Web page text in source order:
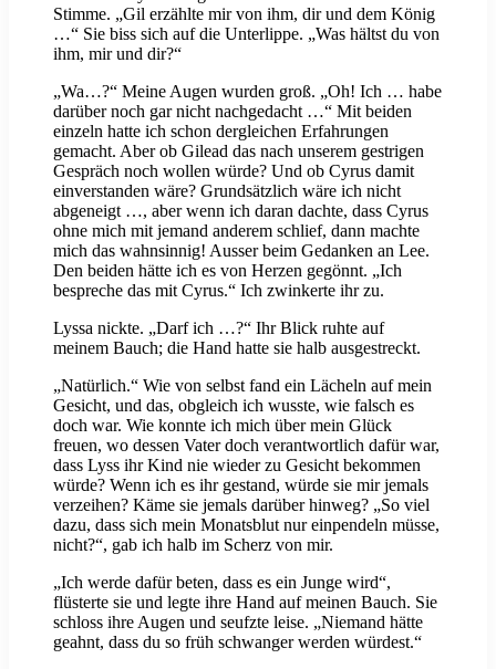
Stimme. „Gil erzählte mir von ihm, dir und dem König
…“ Sie biss sich auf die Unterlippe. „Was hältst du von
ihm, mir und dir?“
„Wa…?“ Meine Augen wurden groß. „Oh! Ich … habe
darüber noch gar nicht nachgedacht …“ Mit beiden
einzeln hatte ich schon dergleichen Erfahrungen
gemacht. Aber ob Gilead das nach unserem gestrigen
Gespräch noch wollen würde? Und ob Cyrus damit
einverstanden wäre? Grundsätzlich wäre ich nicht
abgeneigt …, aber wenn ich daran dachte, dass Cyrus
ohne mich mit jemand anderem schlief, dann machte
mich das wahnsinnig! Ausser beim Gedanken an Lee.
Den beiden hätte ich es von Herzen gegönnt. „Ich
bespreche das mit Cyrus.“ Ich zwinkerte ihr zu.
Lyssa nickte. „Darf ich …?“ Ihr Blick ruhte auf
meinem Bauch; die Hand hatte sie halb ausgestreckt.
„Natürlich.“ Wie von selbst fand ein Lächeln auf mein
Gesicht, und das, obgleich ich wusste, wie falsch es
doch war. Wie konnte ich mich über mein Glück
freuen, wo dessen Vater doch verantwortlich dafür war,
dass Lyss ihr Kind nie wieder zu Gesicht bekommen
würde? Wenn ich es ihr gestand, würde sie mir jemals
verzeihen? Käme sie jemals darüber hinweg? „So viel
dazu, dass sich mein Monatsblut nur einpendeln müsse,
nicht?“, gab ich halb im Scherz von mir.
„Ich werde dafür beten, dass es ein Junge wird“,
flüsterte sie und legte ihre Hand auf meinen Bauch. Sie
schloss ihre Augen und seufzte leise. „Niemand hätte
geahnt, dass du so früh schwanger werden würdest.“